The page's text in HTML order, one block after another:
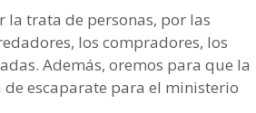
trata de personas, por las
los compradores, los
Además, oremos para que la
escaparate para el ministerio